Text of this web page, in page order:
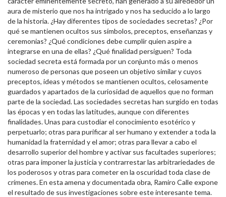
aura de misterio que nos ha intrigado y nos ha seducido a lo largo
de la historia. ¿Hay diferentes tipos de sociedades secretas? ¿Por
qué se mantienen ocultos sus símbolos, preceptos, enseñanzas y
ceremonias? ¿Qué condiciones debe cumplir quien aspire a
integrarse en una de ellas? ¿Qué finalidad persiguen? Toda
sociedad secreta está formada por un conjunto más o menos
numeroso de personas que poseen un objetivo similar y cuyos
preceptos, ideas y métodos se mantienen ocultos, celosamente
guardados y apartados de la curiosidad de aquellos que no forman
parte de la sociedad. Las sociedades secretas han surgido en todas
las épocas y en todas las latitudes, aunque con diferentes
finalidades. Unas para custodiar el conocimiento esotérico y
perpetuarlo; otras para purificar al ser humano y extender a toda la
humanidad la fraternidad y el amor; otras para llevar a cabo el
desarrollo superior del hombre y activar sus facultades superiores;
otras para imponer la justicia y contrarrestar las arbitrariedades de
los poderosos y otras para cometer en la oscuridad toda clase de
crímenes. En esta amena y documentada obra, Ramiro Calle expone
el resultado de sus investigaciones sobre este interesante tema.